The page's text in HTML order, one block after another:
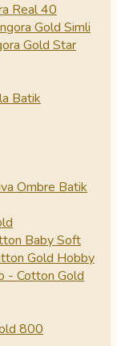
Real 40
Gold Simli
Gold Star
Batik
Ombre Batik
Baby Soft
Gold Hobby
- Cotton Gold
800